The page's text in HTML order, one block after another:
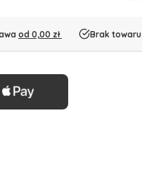
od 0,00 zł Brak towaru